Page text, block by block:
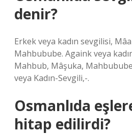
denir?
Erkek veya kadın sevgilisi,
Mahbubube. Againk veya
Mahbub, Mâşuka,
veya Kadın-Sevgili,-.
Osmanlıda
hitap edilirdi?